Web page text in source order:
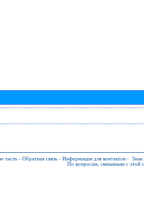
часть - Обратная связь - Информация для контактов -
По вопросам, связанным с этой